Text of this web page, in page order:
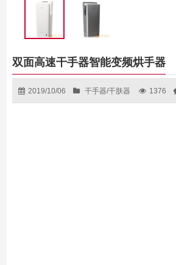
双面高速干手器智能变频烘手器
2019/10/06 干手器/干肤器 1376